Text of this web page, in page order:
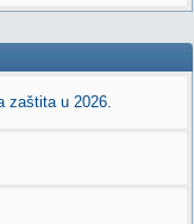
zaštita u 2026.